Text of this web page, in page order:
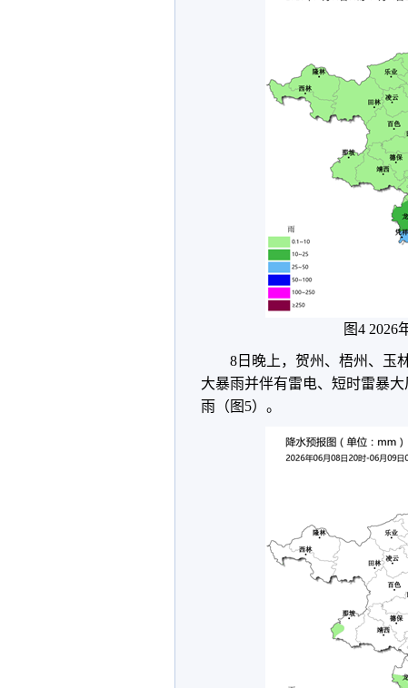
图4 2026
8日晚上，贺州、梧州、玉
大暴雨并伴有雷电、短时雷暴
雨（图5）。